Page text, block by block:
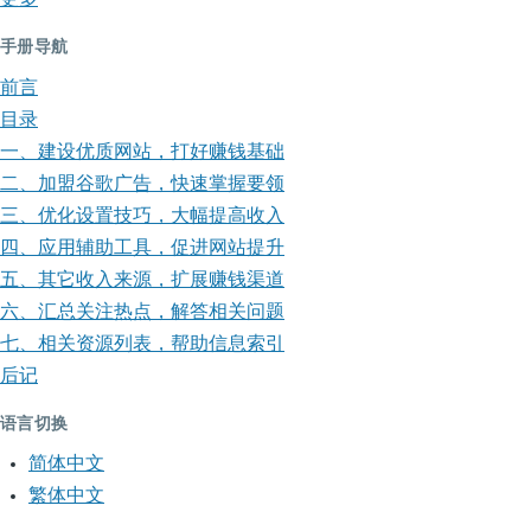
手册导航
前言
目录
一、建设优质网站，打好赚钱基础
二、加盟谷歌广告，快速掌握要领
三、优化设置技巧，大幅提高收入
四、应用辅助工具，促进网站提升
五、其它收入来源，扩展赚钱渠道
六、汇总关注热点，解答相关问题
七、相关资源列表，帮助信息索引
后记
语言切换
简体中文
繁体中文